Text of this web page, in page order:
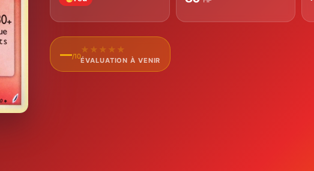
—/10
★ ★ ★ ★ ★
ÉVALUATION À VENIR